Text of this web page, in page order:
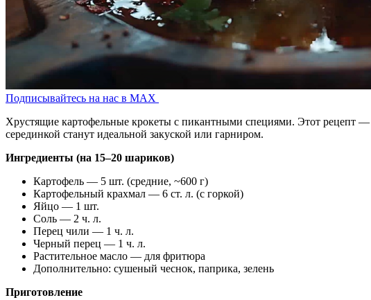
Подписывайтесь на нас в MAX
Хрустящие картофельные крокеты с пикантными специями. Этот рецепт
серединкой станут идеальной закуской или гарниром.
Ингредиенты (на 15–20 шариков)
Картофель — 5 шт. (средние, ~600 г)
Картофельный крахмал — 6 ст. л. (с горкой)
Яйцо — 1 шт.
Соль — 2 ч. л.
Перец чили — 1 ч. л.
Черный перец — 1 ч. л.
Растительное масло — для фритюра
Дополнительно: сушеный чеснок, паприка, зелень
Приготовление